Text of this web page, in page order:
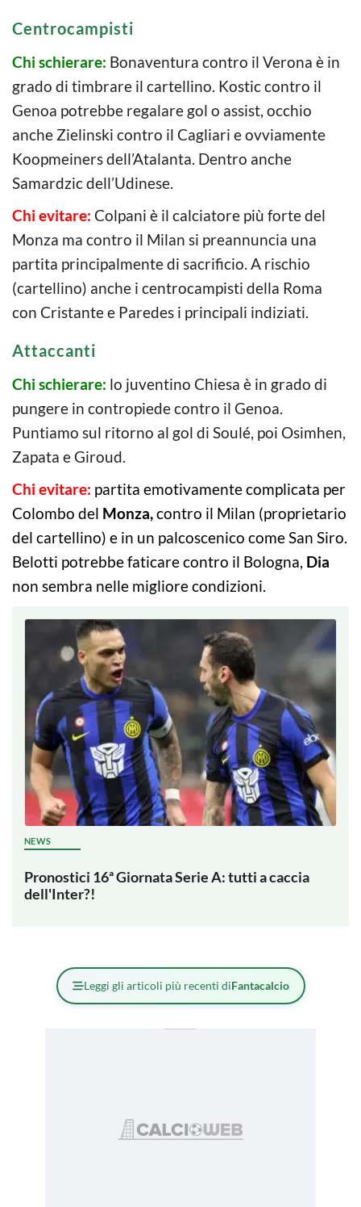
Centrocampisti
Chi schierare: Bonaventura contro il Verona è in
grado di timbrare il cartellino. Kostic contro il
Genoa potrebbe regalare gol o assist, occhio
anche Zielinski contro il Cagliari e ovviamente
Koopmeiners dell’Atalanta. Dentro anche
Samardzic dell’Udinese.
Chi evitare: Colpani è il calciatore più forte del
Monza ma contro il Milan si preannuncia una
partita principalmente di sacrificio. A rischio
(cartellino) anche i centrocampisti della Roma
con Cristante e Paredes i principali indiziati.
Attaccanti
Chi schierare: lo juventino Chiesa è in grado di
pungere in contropiede contro il Genoa.
Puntiamo sul ritorno al gol di Soulé, poi Osimhen,
Zapata e Giroud.
Chi evitare: partita emotivamente complicata per
Colombo del Monza,contro il Milan (proprietario
del cartellino) e in un palcoscenico come San Siro.
Belotti potrebbe faticare contro il Bologna, Dia
non sembra nelle migliore condizioni.
NEWS
Pronostici 16ª Giornata Serie A: tutti a caccia
dell'Inter?!
Leggi gli articoli più recenti diFantacalcio